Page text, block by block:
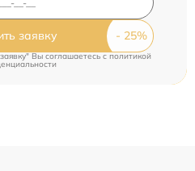
заявку
Вы соглашаетесь c политикой